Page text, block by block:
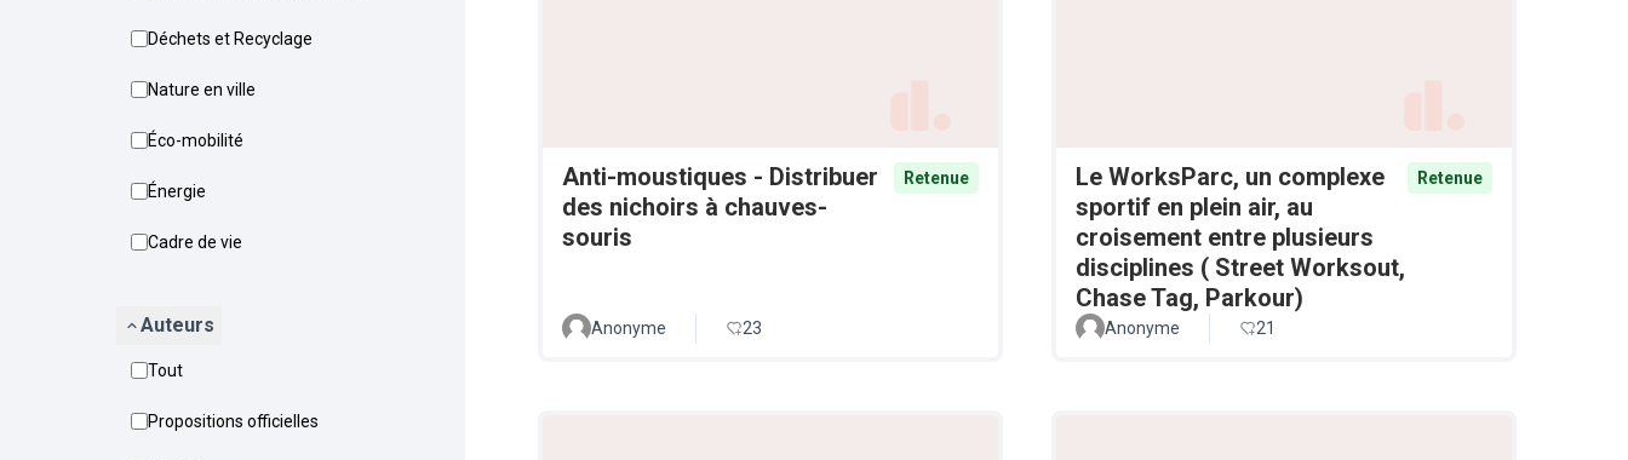
Déchets et Recyclage
Nature en ville
Éco-mobilité
Énergie
Cadre de vie
Auteurs
Tout
Propositions officielles
Anti-moustiques - Distribuer
des nichoirs à chauves-
souris
Retenue
Anonyme 23
Le WorksParc, un complexe
sportif en plein air, au
croisement entre plusieurs
disciplines ( Street Worksout,
Chase Tag, Parkour)
Retenue
Anonyme 21